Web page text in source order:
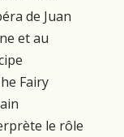
de Juan
et au
Fairy
le rôle